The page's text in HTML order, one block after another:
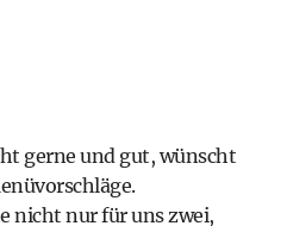
gerne und gut, wünscht
nicht nur für uns zwei,